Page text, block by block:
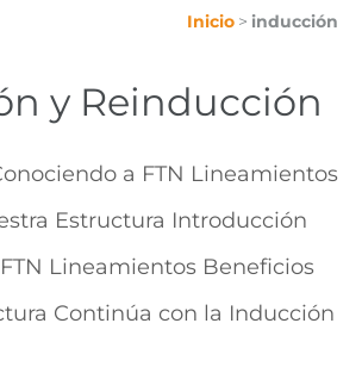
Inicio > inducción
y Reinducción
a FTN Lineamientos
Estructura Introducción
Lineamientos Beneficios
Continúa con la Inducción